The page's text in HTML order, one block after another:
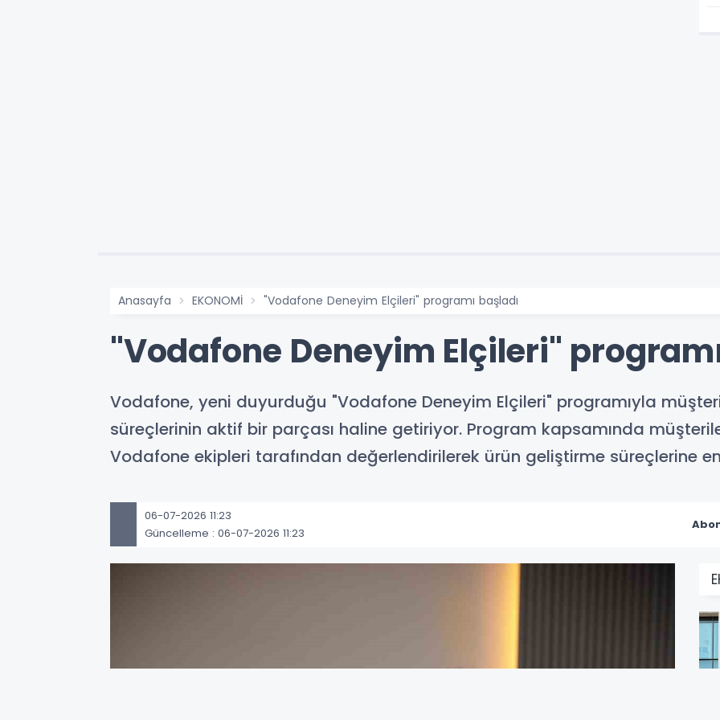
Anasayfa EKONOMİ "Vodafone Deneyim Elçileri" programı başladı
"Vodafone Deneyim Elçileri"
Vodafone, yeni duyurduğu "Vodafone Deneyim Elçileri" programıyla
süreçlerinin aktif bir parçası haline getiriyor. Program kapsamında
Vodafone ekipleri tarafından değerlendirilerek ürün geliştirme süreçlerine
06-07-2026 11:23
Güncelleme : 06-07-2026 11:23